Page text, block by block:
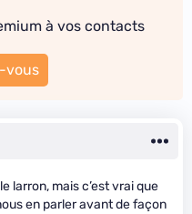
à vos contacts
vous
larron, mais c’est vrai que
en parler avant de façon